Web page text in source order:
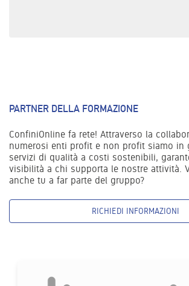
PARTNER DELLA FORMAZIONE
ConfiniOnline fa rete! Attraverso la
numerosi enti profit e non profit siamo in
servizi di qualità a costi sostenibili,
visibilità a chi supporta le nostre attività.
anche tu a far parte del gruppo?
RICHIEDI INFORMAZIONI